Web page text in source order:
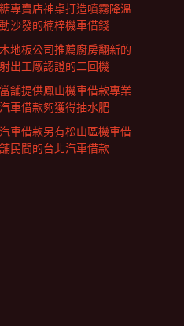
專賣店神桌打造噴霧降溫
沙發的楠梓機車借錢
地板公司推薦廚房翻新的
出工廠認證的二回機
舖提供鳳山機車借款專業
車借款夠獲得抽水肥
車借款另有松山區機車借
民間的台北汽車借款